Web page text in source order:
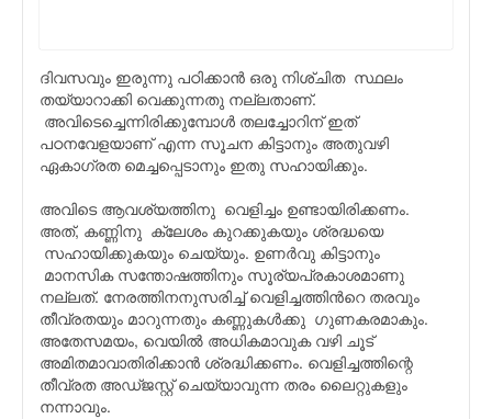
ദിവസവും ഇരുന്നു പഠിക്കാൻ ഒരു നിശ്‌ചിത സ്ഥലം
തയ്യാറാക്കി വെക്കുന്നതു നല്ലതാണ്.
അവിടെച്ചെന്നിരിക്കുമ്പോൾ തലച്ചോറിന് ഇത്
പഠനവേളയാണ് എന്ന സൂചന കിട്ടാനും അതുവഴി
ഏകാഗ്രത മെച്ചപ്പെടാനും ഇതു സഹായിക്കും.
അവിടെ ആവശ്യത്തിനു വെളിച്ചം ഉണ്ടായിരിക്കണം.
അത്, കണ്ണിനു ക്ലേശം കുറക്കുകയും ശ്രദ്ധയെ
സഹായിക്കുകയും ചെയ്യും. ഉണർവു കിട്ടാനും
മാനസിക സന്തോഷത്തിനും സൂര്യപ്രകാശമാണു
നല്ലത്. നേരത്തിനനുസരിച്ച് വെളിച്ചത്തിൻറെ തരവും
തീവ്രതയും മാറുന്നതും കണ്ണുകൾക്കു ഗുണകരമാകും.
അതേസമയം, വെയിൽ അധികമാവുക വഴി ചൂട്
അമിതമാവാതിരിക്കാൻ ശ്രദ്ധിക്കണം. വെളിച്ചത്തിന്റെ
തീവ്രത അഡ്ജസ്റ്റ് ചെയ്യാവുന്ന തരം ലൈറ്റുകളും
നന്നാവും.